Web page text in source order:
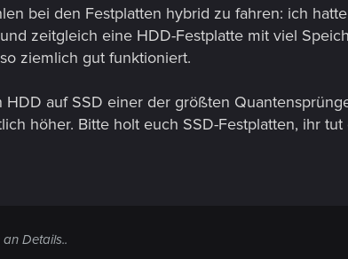
bei den Festplatten hybrid zu fahren: ich
zeitgleich eine HDD-Festplatte mit viel
ziemlich gut funktioniert.
auf SSD einer der größten
höher. Bitte holt euch SSD-Festplatten, ihr
Details..